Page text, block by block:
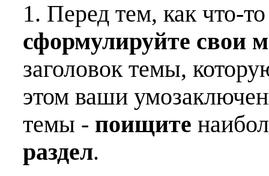
1. Перед тем, как что-
сформулируйте свои
заголовок темы,
этом ваши
темы - поищите
раздел.